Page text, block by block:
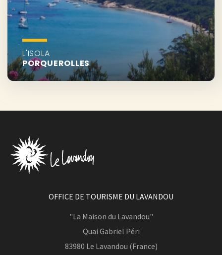
L'ISOLA
PORQUEROLLES
OFFICE DE TOURISME DU LAVANDOU
"La Maison du Lavandou"
Quai Gabriel Péri
83980 Le Lavandou (France)